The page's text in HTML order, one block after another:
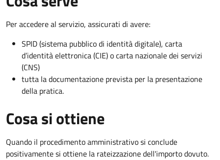
Per accedere al servizio, assicurati di avere:
SPID (sistema pubblico di identità digitale), carta
d’identità elettronica (CIE) o carta nazionale dei servizi
(CNS)
tutta la documentazione prevista per la presentazione
della pratica.
Cosa si ottiene
Quando il procedimento amministrativo si conclude
positivamente si ottiene la rateizzazione dell'importo dovuto.